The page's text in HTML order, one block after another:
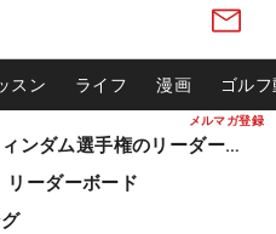
メルマガ登録
スン ライフ 漫画 ゴル
松山英樹ら出場 ウィンダム選手権のリーダーボード
ーダーボード